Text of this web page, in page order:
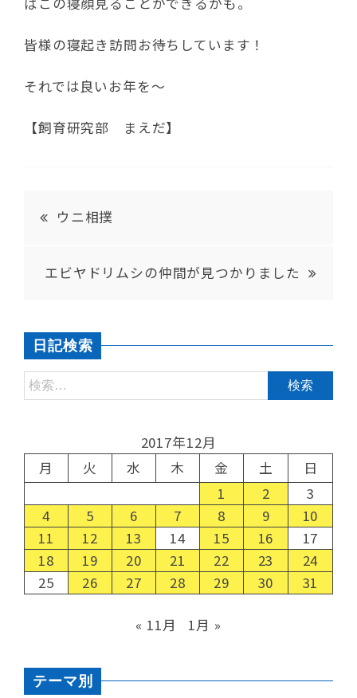
皆様の寝起き訪問お待ちしています！
それでは良いお年を～
【飼育研究部 まえだ】
ウニ相撲
エビヤドリムシの仲間が見つかりました
日記検索
2017年12月
月
火 水 木 金 土
日
1
2
3
4
5 6 7 8 9
10
11
12 13 14 15 16
17
18
19 20 21 22 23
24
25
26 27 28 29 30 31
« 11月 1月 »
テーマ別